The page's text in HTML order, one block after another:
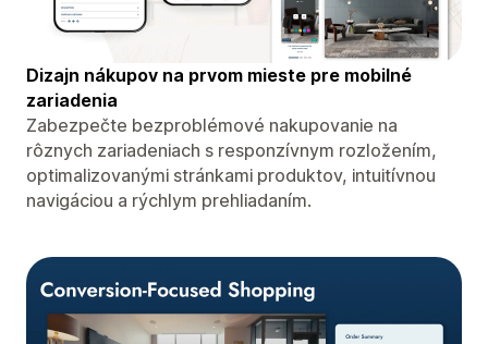
Dizajn nákupov na prvom mieste pre mobilné
zariadenia
Zabezpečte bezproblémové nakupovanie na
rôznych zariadeniach s responzívnym rozložením,
optimalizovanými stránkami produktov, intuitívnou
navigáciou a rýchlym prehliadaním.